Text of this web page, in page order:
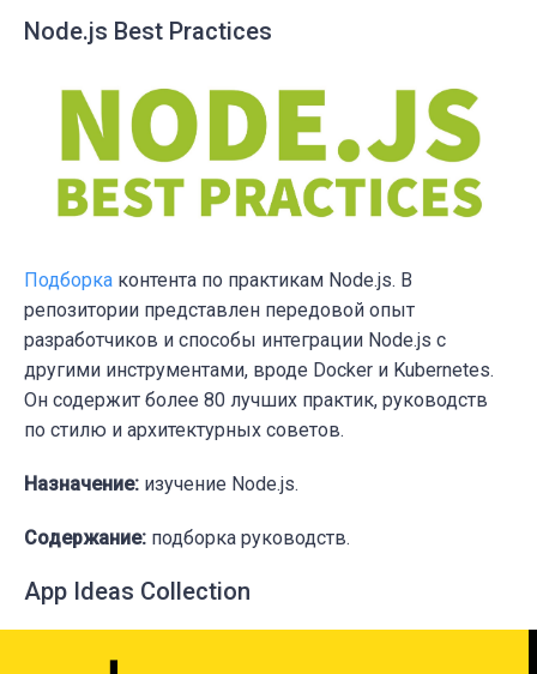
Node.js Best Practices
Подборка контента по практикам Node.js. В
репозитории представлен передовой опыт
разработчиков и способы интеграции Node.js с
другими инструментами, вроде Docker и Kubernetes.
Он содержит более 80 лучших практик, руководств
по стилю и архитектурных советов.
Назначение: изучение Node.js.
Содержание: подборка руководств.
App Ideas Collection